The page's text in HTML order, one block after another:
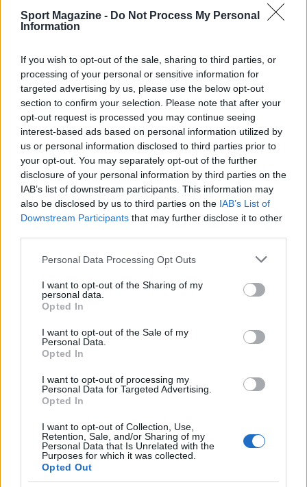
Sport Magazine - Do Not Process My Personal
Information
If you wish to opt-out of the sale, sharing to third parties, or
processing of your personal or sensitive information for
targeted advertising by us, please use the below opt-out
section to confirm your selection. Please note that after your
opt-out request is processed you may continue seeing
interest-based ads based on personal information utilized by
us or personal information disclosed to third parties prior to
your opt-out. You may separately opt-out of the further
disclosure of your personal information by third parties on the
IAB’s list of downstream participants. This information may
also be disclosed by us to third parties on the IAB’s List of
Downstream Participants that may further disclose it to other
Please note that this website/app uses one or more Google
not limited to your visit or usage behaviour. You may click to
grant or deny consent to Google and its third-party tags to
use your data for below specified purposes in below Google
consent section.
Personal Data Processing Opt Outs
I want to opt-out of the Sharing of my
personal data.
Opted In
I want to opt-out of the Sale of my
Personal Data.
Opted In
I want to opt-out of processing my
Personal Data for Targeted Advertising.
Opted In
I want to opt-out of Collection, Use,
Retention, Sale, and/or Sharing of my
Personal Data that Is Unrelated with the
Purposes for which it was collected.
Opted Out
BASKET
Europeo Under 18 femminile: l’Italia supera
l’Ungheria in rimonta e vola ai quarti
Ilaria Mauri · 6 Ago 2026
Pistoia Basket 2000 annuncia la partnership con
L’Arte dello Sport per la stagione 2026/27